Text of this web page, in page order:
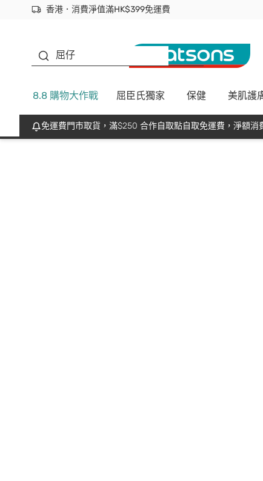
香港．消費淨值滿HK$399免運費
立即成為易賞錢會員盡享獨家優惠
首次APP下單買滿$450 輸入 NEWAPP 即減$50
屈仔
8.8 購物大作戰 屈臣氏獨家 保健 美肌護
免運費門市取貨，滿$250 合作自取點自取免運費，淨額消